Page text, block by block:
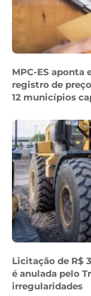
MPC-ES aponta
registro de
12 municípios
Licitação de R$
é anulada pelo
irregularidades